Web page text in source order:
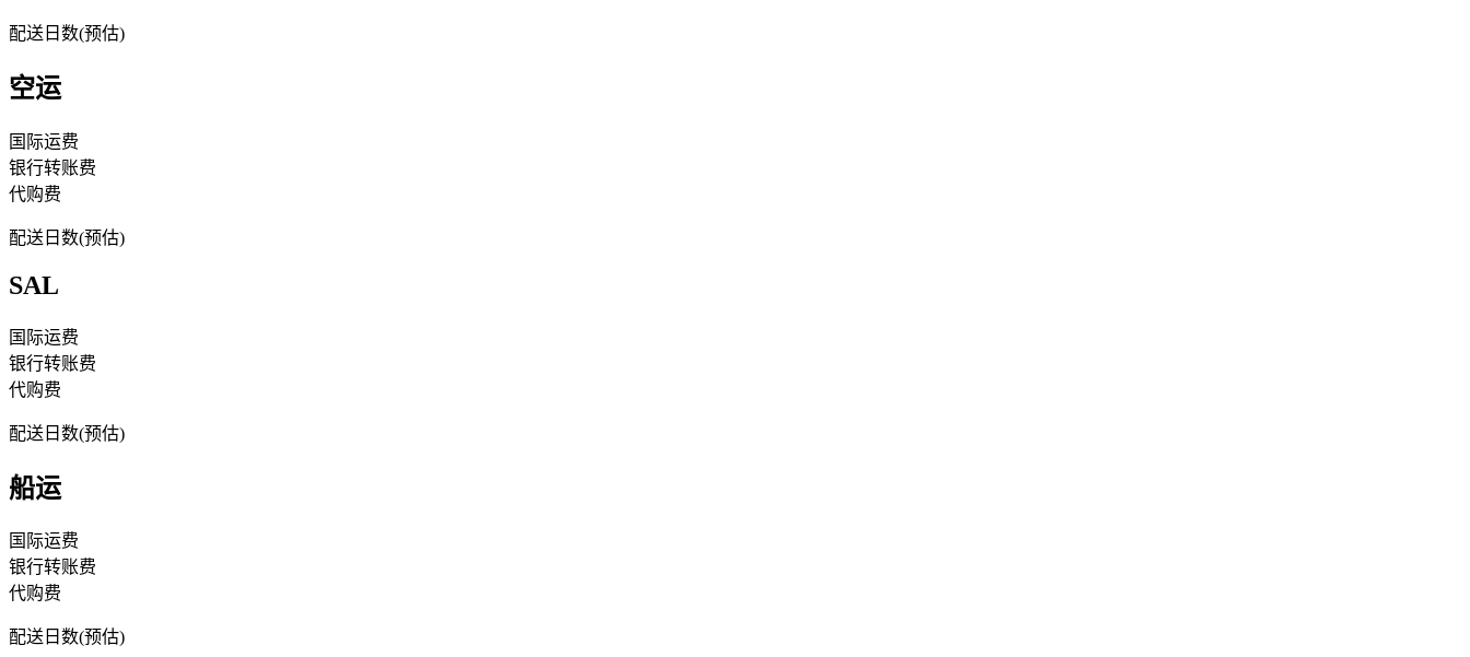
配送日数(预估)
空运
国际运费
银行转账费
代购费
配送日数(预估)
SAL
国际运费
银行转账费
代购费
配送日数(预估)
船运
国际运费
银行转账费
代购费
配送日数(预估)